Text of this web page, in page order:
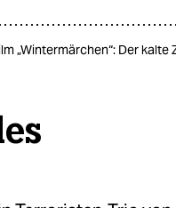
„Wintermärchen“: Der